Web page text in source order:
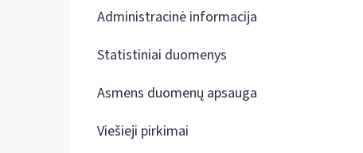
Administracinė informacija
Statistiniai duomenys
Asmens duomenų apsauga
Viešieji pirkimai